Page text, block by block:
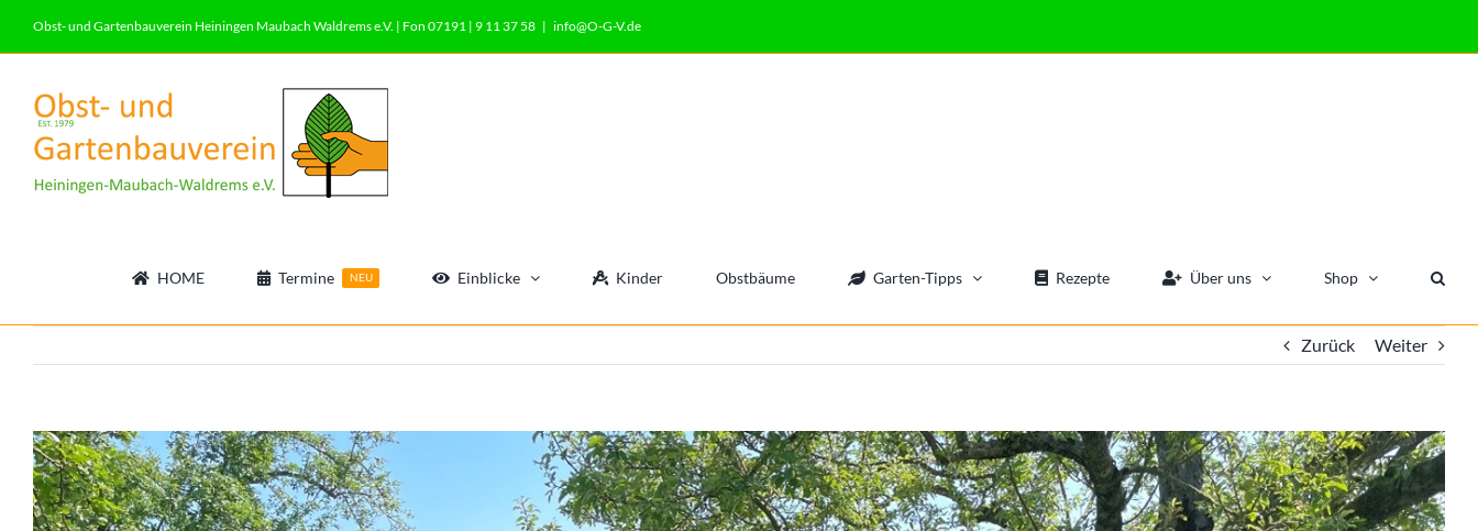
Obst- und Gartenbauverein Heiningen Maubach Waldrems e.V. | Fon 07191 | 9 11 37 58 | info@O-G-V.de
HOME Termine NEU Einblicke Kinder Obstbäume Garten-Tipps Rezepte Über uns Shop
Zurück Weiter
View
Larger
Image